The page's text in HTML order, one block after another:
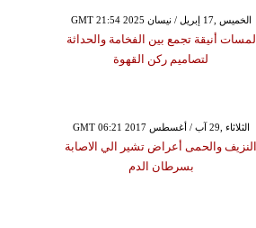
GMT 21:54 2025 الخميس ,17 إبريل / نيسان
لمسات أنيقة تجمع بين الفخامة والحداثة
لتصاميم ركن القهوة
GMT 06:21 2017 الثلاثاء ,29 آب / أغسطس
النزيف والحمى أعراض تشير الي الاصابة
بسرطان الدم